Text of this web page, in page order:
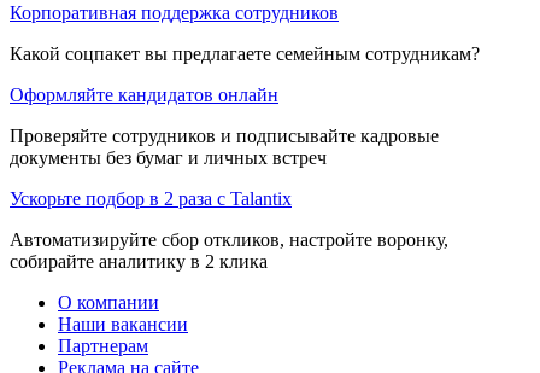
Корпоративная поддержка сотрудников
Какой соцпакет вы предлагаете семейным сотрудникам?
Оформляйте кандидатов онлайн
Проверяйте сотрудников и подписывайте кадровые
документы без бумаг и личных встреч
Ускорьте подбор в 2 раза с Talantix
Автоматизируйте сбор откликов, настройте воронку,
собирайте аналитику в 2 клика
О компании
Наши вакансии
Партнерам
Реклама на сайте